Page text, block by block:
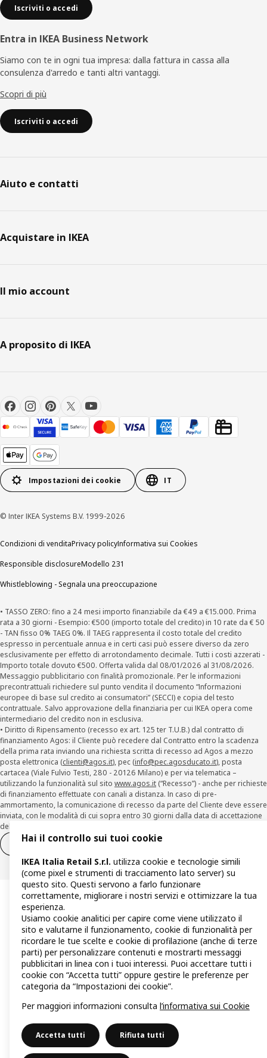
Iscriviti o accedi
Entra in IKEA Business Network
Siamo con te in ogni tua impresa: dalla fattura in cassa alla
consulenza d'arredo e tanti altri vantaggi.
Scopri di più
Iscriviti o accedi
Aiuto e contatti
Acquistare in IKEA
Il mio account
A proposito di IKEA
Impostazioni dei cookie IT
© Inter IKEA Systems B.V. 1999-2026
Condizioni di venditaPrivacy policyInformativa sui Cookies
Responsible disclosureModello 231
Whistleblowing - Segnala una preoccupazione
• TASSO ZERO: fino a 24 mesi importo finanziabile da €49 a €15.000. Prima
rata a 30 giorni - Esempio: €500 (importo totale del credito) in 10 rate da € 50
- TAN fisso 0% TAEG 0%. Il TAEG rappresenta il costo totale del credito
espresso in percentuale annua e in certi casi può essere diverso da zero
esclusivamente per effetto di arrotondamento decimale. Tutti i costi azzerati -
Importo totale dovuto €500. Offerta valida dal 08/01/2026 al 31/08/2026.
Messaggio pubblicitario con finalità promozionale. Per le informazioni
precontrattuali richiedere sul punto vendita il documento “Informazioni
europee di base sul credito ai consumatori” (SECCI) e copia del testo
contrattuale. Salvo approvazione della finanziaria per cui IKEA opera come
intermediario del credito non in esclusiva.
• Diritto di Ripensamento (recesso ex art. 125 ter T.U.B.) dal contratto di
finanziamento Agos: il Cliente può recedere dal Contratto entro la scadenza
della prima rata inviando una richiesta scritta di recesso ad Agos a mezzo
posta elettronica (clienti@agos.it), pec (info@pec.agosducato.it), posta
cartacea (Viale Fulvio Testi, 280 - 20126 Milano) e per via telematica –
utilizzando la funzionalità sul sito www.agos.it (“Recesso”) - anche per richieste
di finanziamento effettuate con canali a distanza. In caso di pre-
ammortamento, la comunicazione di recesso da parte del Cliente deve essere
inviata, con le modalità di cui sopra entro 30 giorni dalla data di accettazione
della richiesta di finanziamento.
Diritto di recesso
Diritto di recesso per i servizi
Hai il controllo sui tuoi cookie
IKEA Italia Retail S.r.l. utilizza cookie e tecnologie simili
(come pixel e strumenti di tracciamento lato server) su
questo sito. Questi servono a farlo funzionare
correttamente, migliorare i nostri servizi e ottimizzare la tua
esperienza.
Usiamo cookie analitici per capire come viene utilizzato il
sito e valutarne il funzionamento, cookie di funzionalità per
ricordare le tue scelte e cookie di profilazione (anche di terze
parti) per personalizzare contenuti e mostrarti messaggi
pubblicitari in linea con i tuoi interessi. Puoi accettare tutti i
cookie con “Accetta tutti” oppure gestire le preferenze per
categoria da “Impostazioni dei cookie”.
Per maggiori informazioni consulta l’informativa sui Cookie
Accetta tutti Rifiuta tutti